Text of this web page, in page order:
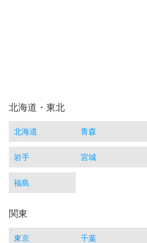
北海道・東北
北海道 青森
岩手 宮城
福島
関東
東京 千葉